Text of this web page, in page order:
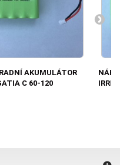
AKUMULÁTOR
C 60-120